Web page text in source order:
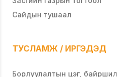
Сайдын тушаал
ТУСЛАМЖ / ИРГЭДЭД
Борлуулалтын цэг, байршил